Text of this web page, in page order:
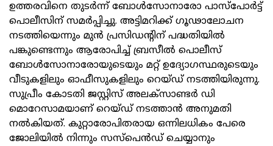
ഉത്തരവിനെ തുടര്‍ന്ന് ബോള്‍സോനാരോ പാസ്‌പോര്‍ട്ട്
പൊലീസിന് സമര്‍പ്പിച്ചു. അട്ടിമറിക്ക് ഗൂഢാലോചന
നടത്തിയെന്നും മുന്‍ പ്രസിഡന്റിന് പദ്ധതിയില്‍
പങ്കുണ്ടെന്നും ആരോപിച്ച് ബ്രസീല്‍ പൊലീസ്
ബോള്‍സോനാരോയുടെയും മറ്റ് ഉദ്യോഗസ്ഥരുടെയും
വീടുകളിലും ഓഫീസുകളിലും റെയ്ഡ് നടത്തിയിരുന്നു.
സുപ്രീം കോടതി ജസ്റ്റിസ് അലക്‌സാണ്ടര്‍ ഡി
മൊറേസാമയാണ് റെയ്ഡ് നടത്താന്‍ അനുമതി
നല്‍കിയത്. കുറ്റാരോപിതരായ ഒന്നിലധികം പേരെ
ജോലിയില്‍ നിന്നും സസ്‌പെന്‍ഡ് ചെയ്യാനും